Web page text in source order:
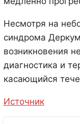
Несмотря на
синдрома
возникновения
диагностика и
касающийся
Источник